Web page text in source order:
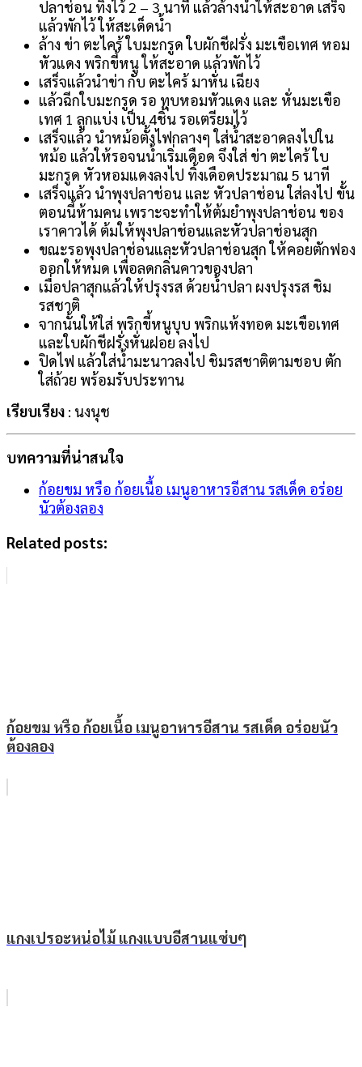
ปลาช่อน ทิ้งไว้ 2 – 3 นาที แล้วล้างน้ำให้สะอาด เสร็จ
แล้วพักไว้ ให้สะเด็ดน้ำ
ล้าง ข่า ตะไคร้ ใบมะกรูด ใบผักชีฝรั่ง มะเขือเทศ หอม
หัวแดง พริกขี้หนู ให้สะอาด แล้วพักไว้
เสร็จแล้วนำข่า กับ ตะไคร้ มาหั่น เฉียง
แล้วฉีกใบมะกรูด รอ ทุบหอมหัวแดง และ หั่นมะเขือ
เทศ 1 ลูกแบ่ง เป็น 4ชิ้น รอเตรียมไว้
เสร็จแล้ว นำหม้อตั้งไฟกลางๆ ใส่น้ำสะอาดลงไปใน
หม้อ แล้วให้รอจนน้ำเริ่มเดือด จึงใส่ ข่า ตะไคร้ ใบ
มะกรูด หัวหอมแดงลงไป ทิ้งเดือดประมาณ 5 นาที
เสร็จแล้ว นำพุงปลาช่อน และ หัวปลาช่อน ใส่ลงไป ขั้น
ตอนนี้ห้ามคน เพราะจะทำให้ต้มยำพุงปลาช่อน ของ
เราคาวได้ ต้มให้พุงปลาช่อนและหัวปลาช่อนสุก
ขณะรอพุงปลาช่อนและหัวปลาช่อนสุก ให้คอยตักฟอง
ออกให้หมด เพื่อลดกลิ่นคาวของปลา
เมื่อปลาสุกแล้วให้ปรุงรส ด้วยน้ำปลา ผงปรุงรส ชิม
รสชาติ
จากนั้นให้ใส่ พริกขี้หนูบุบ พริกแห้งทอด มะเขือเทศ
และใบผักชีฝรั่งหั่นฝอย ลงไป
ปิดไฟ แล้วใส่น้ำมะนาวลงไป ชิมรสชาติตามชอบ ตัก
ใส่ถ้วย พร้อมรับประทาน
เรียบเรียง : นงนุช
บทความที่น่าสนใจ
ก้อยขม หรือ ก้อยเนื้อ เมนูอาหารอีสาน รสเด็ด อร่อย
นัวต้องลอง
Related posts:
ก้อยขม หรือ ก้อยเนื้อ เมนูอาหารอีสาน รสเด็ด อร่อยนัว
ต้องลอง
แกงเปรอะหน่อไม้ แกงแบบอีสานแซ่บๆ